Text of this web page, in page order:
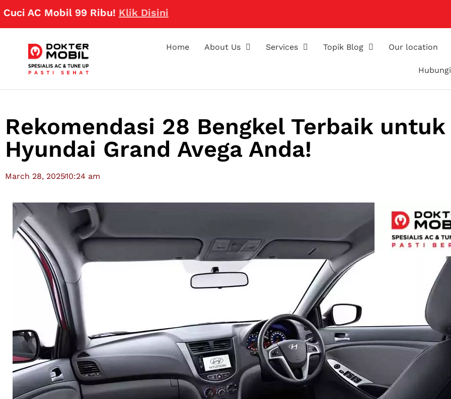
Mobil 99 Ribu!Klik Disini
Home About Us Services Topik Blog Our location
Rekomendasi 28 Bengkel Terbaik untuk
Hyundai Grand Avega Anda!
March 28, 202510:24 am